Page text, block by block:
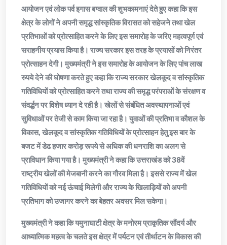
आयोजन एवं लोक पर्व इगास बग्वाल की शुभकामनाएं देते हुए कहा कि इस
क्षेत्र के लोगों ने अपनी समृद्ध सांस्कृतिक विरासत को सहेजने तथा खेल
प्रतिभाओं को प्रोत्साहित करने के लिए इस समारोह के जरिए महत्वपूर्ण एवं
सराहनीय प्रयास किया है। राज्य सरकार इस तरह के प्रयासों को निरंतर
प्रोत्साहन देगी। मुख्यमंत्री ने इस समारोह के आयोजन के लिए पांच लाख
रुपये देने की घोषणा करते हुए कहा कि राज्य सरकार खेलकूद व सांस्कृतिक
गतिविधियों को प्रोत्साहित करने तथा राज्य की समृद्ध परंपराओं के संरक्षण व
संवर्द्धन पर विशेष ध्यान दे रही है। खेलों से संबंधित अवस्थापनाओं एवं
सुविधाओं पर तेजी से काम किया जा रहा है। युवाओं की प्रतिभा व कौशल के
विकास, खेलकूद व सांस्कृतिक गतिविधियों के प्रोत्साहन हेतु इस बार के
बजट में डेढ हजार करोड़ रूपये से अधिक की धनराशि का अलग से
प्राविधान किया गया है। मुख्यमंत्री ने कहा कि उत्तराखंड को 38वें
राष्ट्रीय खेलों की मेजबानी करने का गौरव मिला है। इससे राज्य में खेल
गतिविधियों को नई ऊंचाई मिलेगी और राज्य के खिलाड़ियों को अपनी
प्रतिभाग को उजागर करने का बेहतर अवसर मिल सकेगा।
मुख्यमंत्री ने कहा कि यमुनाघाटी क्षेत्र के मनोरम प्राकृतिक सौंदर्य और
आध्यात्मिक महत्व के चलते इस क्षेत्र में पर्यटन एवं तीर्थाटन के विकास की